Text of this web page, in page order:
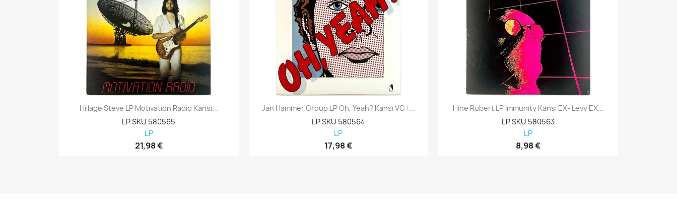
Hillage Steve LP Motivation Radio Kansi...
LP SKU 580565
LP
21,98 €
Jan Hammer Group LP Oh, Yeah? Kansi VG+...
LP SKU 580564
LP
17,98 €
Hine Rubert LP Immunity Kansi EX- Levy EX...
LP SKU 580563
LP
8,98 €